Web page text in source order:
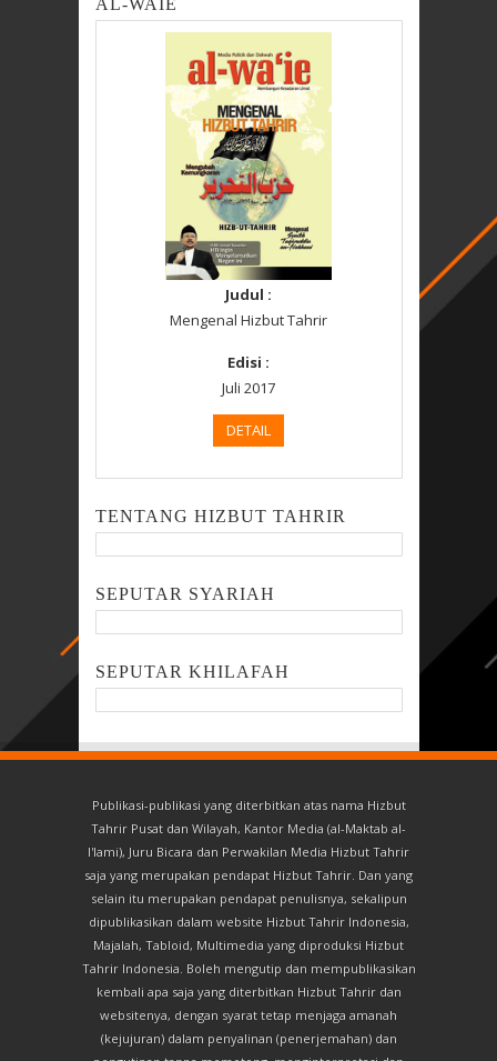
AL-WAIE
Judul :
Mengenal Hizbut Tahrir
Edisi :
Juli 2017
DETAIL
TENTANG HIZBUT TAHRIR
SEPUTAR SYARIAH
SEPUTAR KHILAFAH
Publikasi-publikasi yang diterbitkan atas nama Hizbut
Tahrir Pusat dan Wilayah, Kantor Media (al-Maktab al-
I'lami), Juru Bicara dan Perwakilan Media Hizbut Tahrir
saja yang merupakan pendapat Hizbut Tahrir. Dan yang
selain itu merupakan pendapat penulisnya, sekalipun
dipublikasikan dalam website Hizbut Tahrir Indonesia,
Majalah, Tabloid, Multimedia yang diproduksi Hizbut
Tahrir Indonesia. Boleh mengutip dan mempublikasikan
kembali apa saja yang diterbitkan Hizbut Tahrir dan
websitenya, dengan syarat tetap menjaga amanah
(kejujuran) dalam penyalinan (penerjemahan) dan